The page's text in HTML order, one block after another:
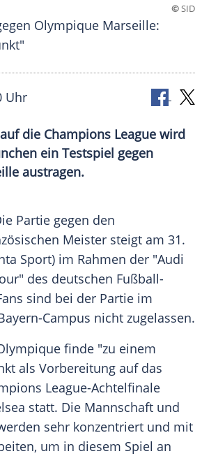
©SID
Olympique Marseille:
Uhr
die Champions League wird
ein Testspiel gegen
austragen.
Partie gegen den
Meister steigt am 31.
Sport) im Rahmen der "Audi
des deutschen Fußball-
sind bei der Partie im
Campus nicht zugelassen.
finde "zu einem
als Vorbereitung auf das
League-Achtelfinale
statt. Die Mannschaft und
sehr konzentriert und mit
um in diesem Spiel an